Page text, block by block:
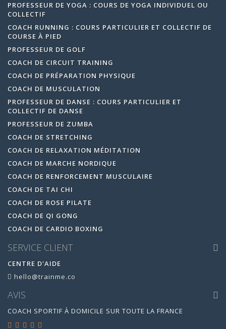
PROFESSEUR DE YOGA : COURS DE YOGA INDIVIDUEL OU
COLLECTIF
COACH RUNNING : COURS PARTICULIER ET COLLECTIF DE
COURSE À PIED
PROFESSEUR DE GOLF
COACH DE CIRCUIT TRAINING
COACH DE PRÉPARATION PHYSIQUE
COACH DE MUSCULATION
PROFESSEUR DE DANSE : COURS PARTICULIER ET
COLLECTIF DE DANSE
PROFESSEUR DE ZUMBA
COACH DE STRETCHING
COACH DE RELAXATION MÉDITATION
COACH DE MARCHE NORDIQUE
COACH DE RENFORCEMENT MUSCULAIRE
COACH DE TAI CHI
COACH DE ROSE PILATE
COACH DE QI GONG
COACH DE CARDIO BOXING
SERVICE CLIENT
CENTRE D'AIDE
hello@trainme.co
AVIS
COACH SPORTIF À DOMICILE SUR TOUTE LA FRANCE